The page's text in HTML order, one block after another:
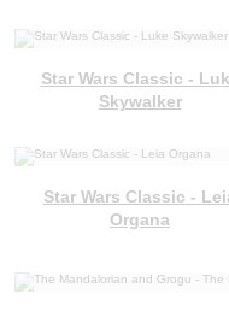
Star Wars Classic -
Skywalker
Star Wars Classic -
Organa